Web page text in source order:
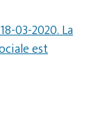
03-2020. La
est